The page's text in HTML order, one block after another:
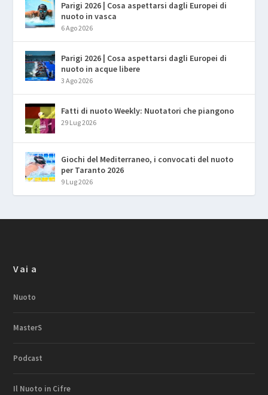
Parigi 2026 | Cosa aspettarsi dagli Europei di
nuoto in vasca
6 Ago 2026
Parigi 2026 | Cosa aspettarsi dagli Europei di
nuoto in acque libere
3 Ago 2026
Fatti di nuoto Weekly: Nuotatori che piangono
29 Lug 2026
Giochi del Mediterraneo, i convocati del nuoto
per Taranto 2026
9 Lug 2026
Vai a
Nuoto
MasterS
Podcast
Il Nuoto in Cifre